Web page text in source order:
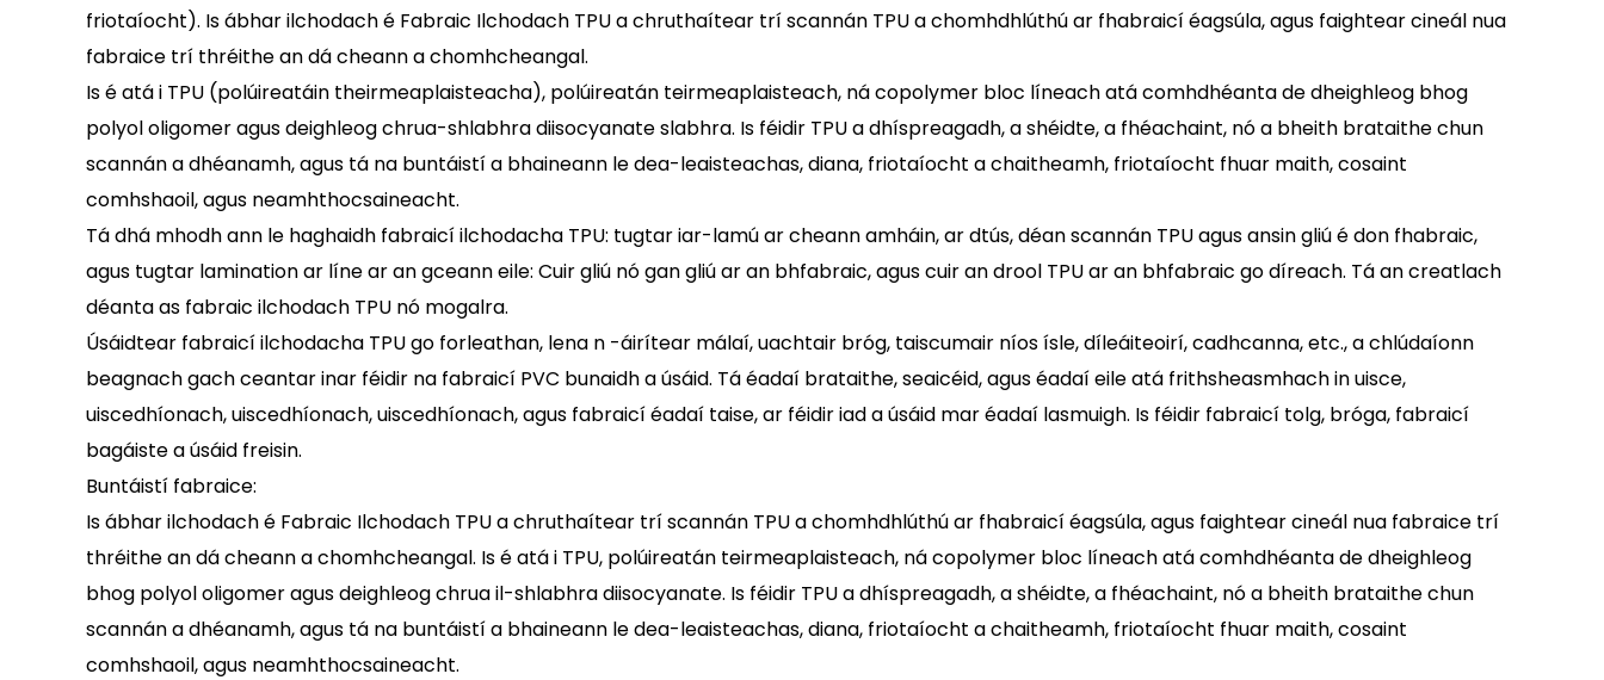
friotaíocht). Is ábhar ilchodach é Fabraic Ilchodach TPU a chruthaítear trí scannán TPU a chomhdhlúthú ar fhabraicí éagsúla, agus faightear cineál nua
fabraice trí thréithe an dá cheann a chomhcheangal.
Is é atá i TPU (polúireatáin theirmeaplaisteacha), polúireatán teirmeaplaisteach, ná copolymer bloc líneach atá comhdhéanta de dheighleog bhog
polyol oligomer agus deighleog chrua-shlabhra diisocyanate slabhra. Is féidir TPU a dhíspreagadh, a shéidte, a fhéachaint, nó a bheith brataithe chun
scannán a dhéanamh, agus tá na buntáistí a bhaineann le dea-leaisteachas, diana, friotaíocht a chaitheamh, friotaíocht fhuar maith, cosaint
comhshaoil, agus neamhthocsaineacht.
Tá dhá mhodh ann le haghaidh fabraicí ilchodacha TPU: tugtar iar-lamú ar cheann amháin, ar dtús, déan scannán TPU agus ansin gliú é don fhabraic,
agus tugtar lamination ar líne ar an gceann eile: Cuir gliú nó gan gliú ar an bhfabraic, agus cuir an drool TPU ar an bhfabraic go díreach. Tá an creatlach
déanta as fabraic ilchodach TPU nó mogalra.
Úsáidtear fabraicí ilchodacha TPU go forleathan, lena n -áirítear málaí, uachtair bróg, taiscumair níos ísle, díleáiteoirí, cadhcanna, etc., a chlúdaíonn
beagnach gach ceantar inar féidir na fabraicí PVC bunaidh a úsáid. Tá éadaí brataithe, seaicéid, agus éadaí eile atá frithsheasmhach in uisce,
uiscedhíonach, uiscedhíonach, uiscedhíonach, agus fabraicí éadaí taise, ar féidir iad a úsáid mar éadaí lasmuigh. Is féidir fabraicí tolg, bróga, fabraicí
bagáiste a úsáid freisin.
Buntáistí fabraice:
Is ábhar ilchodach é Fabraic Ilchodach TPU a chruthaítear trí scannán TPU a chomhdhlúthú ar fhabraicí éagsúla, agus faightear cineál nua fabraice trí
thréithe an dá cheann a chomhcheangal. Is é atá i TPU, polúireatán teirmeaplaisteach, ná copolymer bloc líneach atá comhdhéanta de dheighleog
bhog polyol oligomer agus deighleog chrua il-shlabhra diisocyanate. Is féidir TPU a dhíspreagadh, a shéidte, a fhéachaint, nó a bheith brataithe chun
scannán a dhéanamh, agus tá na buntáistí a bhaineann le dea-leaisteachas, diana, friotaíocht a chaitheamh, friotaíocht fhuar maith, cosaint
comhshaoil, agus neamhthocsaineacht.